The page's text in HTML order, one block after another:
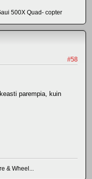
500X Quad- copter
#58
parempia, kuin
& Wheel...